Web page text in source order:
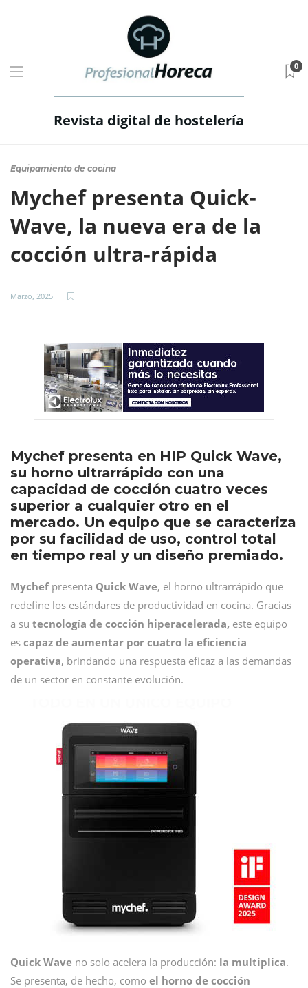
Revista digital de hostelería
0
Equipamiento de cocina
Mychef presenta Quick-
Wave, la nueva era de la
cocción ultra-rápida
Marzo, 2025
Mychef presenta en HIP Quick Wave,
su horno ultrarrápido con una
capacidad de cocción cuatro veces
superior a cualquier otro en el
mercado. Un equipo que se caracteriza
por su facilidad de uso, control total
en tiempo real y un diseño premiado.
Mychef presenta Quick Wave, el horno ultrarrápido que
redefine los estándares de productividad en cocina. Gracias
a su tecnología de cocción hiperacelerada, este equipo
es capaz de aumentar por cuatro la eficiencia
operativa, brindando una respuesta eficaz a las demandas
de un sector en constante evolución.
Quick Wave no solo acelera la producción: la multiplica.
Se presenta, de hecho, como el horno de cocción